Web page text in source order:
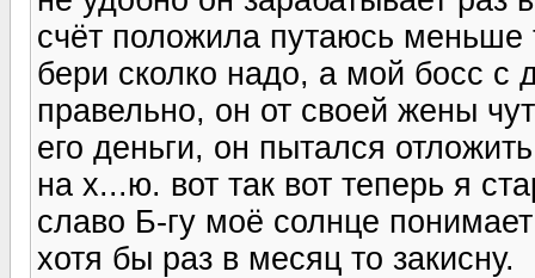
счёт положила путаюсь
бери сколко надо, а мой босс с
правельно, он от своей жены
его деньги, он пытался
на х...ю. вот так вот теперь я
славо Б-гу моё солнце
хотя бы раз в месяц то закисну.